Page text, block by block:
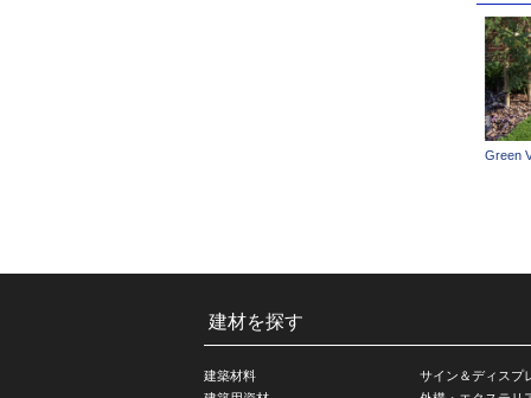
Green
建材を探す
建築材料
サイン＆ディスプ